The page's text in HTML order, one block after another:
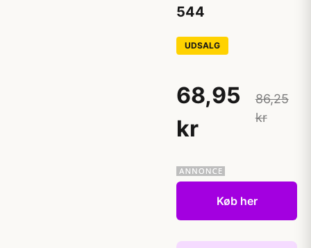
544
UDSALG
68,95
kr
86,25
kr
Køb her